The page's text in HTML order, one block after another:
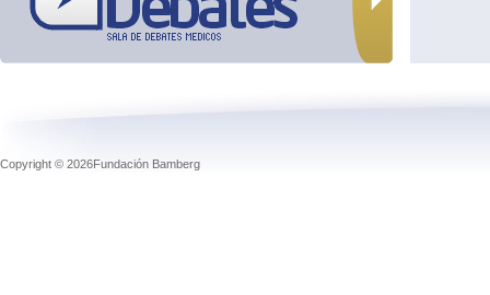
Copyright © 2026Fundación Bamberg